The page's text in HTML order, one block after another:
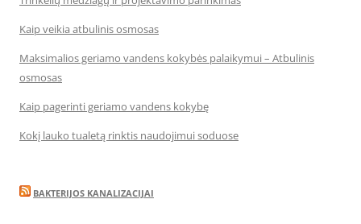
Kaip veikia atbulinis osmosas
Maksimalios geriamo vandens kokybės palaikymui – Atbulinis
osmosas
Kaip pagerinti geriamo vandens kokybę
Kokį lauko tualetą rinktis naudojimui soduose
BAKTERIJOS KANALIZACIJAI